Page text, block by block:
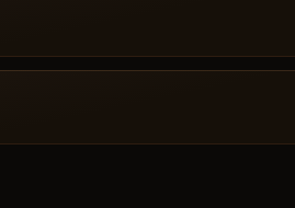
антивирус. Поддержка
системы. Доступ
платежа - обычно в течение